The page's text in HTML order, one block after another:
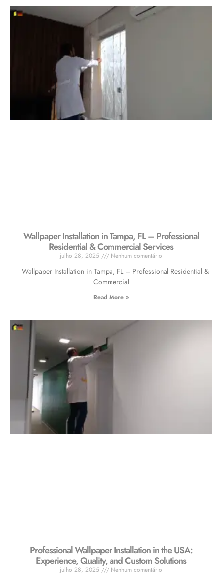
Wallpaper Installation in Tampa, FL – Professional
Residential & Commercial Services
julho 28, 2025 Nenhum comentário
Wallpaper Installation in Tampa, FL – Professional Residential &
Commercial
Read More »
Professional Wallpaper Installation in the USA:
Experience, Quality, and Custom Solutions
julho 28, 2025 Nenhum comentário